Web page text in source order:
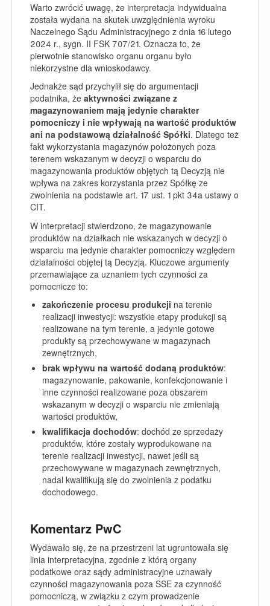
Warto zwrócić uwagę, że interpretacja indywidualna
została wydana na skutek uwzględnienia wyroku
Naczelnego Sądu Administracyjnego z dnia 16 lutego
2024 r., sygn. II FSK 707/21. Oznacza to, że
pierwotnie stanowisko organu organu było
niekorzystne dla wnioskodawcy.
Jednakże sąd przychylił się do argumentacji
podatnika, że aktywności związane z
magazynowaniem mają jedynie charakter
pomocniczy i nie wpływają na wartość produktów
ani na podstawową działalność Spółki. Dlatego też
fakt wykorzystania magazynów położonych poza
terenem wskazanym w decyzji o wsparciu do
magazynowania produktów objętych tą Decyzją nie
wpływa na zakres korzystania przez Spółkę ze
zwolnienia na podstawie art. 17 ust. 1 pkt 34a ustawy o
CIT.
W interpretacji stwierdzono, że magazynowanie
produktów na działkach nie wskazanych w decyzji o
wsparciu ma jedynie charakter pomocniczy względem
działalności objętej tą Decyzją. Kluczowe argumenty
przemawiające za uznaniem tych czynności za
pomocnicze to:
zakończenie procesu produkcji na terenie
realizacji inwestycji: wszystkie etapy produkcji są
realizowane na tym terenie, a jedynie gotowe
produkty są przechowywane w magazynach
zewnętrznych,
brak wpływu na wartość dodaną produktów:
magazynowanie, pakowanie, konfekcjonowanie i
inne czynności realizowane poza obszarem
wskazanym w decyzji o wsparciu nie zmieniają
wartości produktów,
kwalifikacja dochodów: dochód ze sprzedaży
produktów, które zostały wyprodukowane na
terenie realizacji inwestycji, nawet jeśli są
przechowywane w magazynach zewnętrznych,
nadal kwalifikują się do zwolnienia z podatku
dochodowego.
Komentarz PwC
Wydawało się, że na przestrzeni lat ugruntowała się
linia interpretacyjna, zgodnie z którą organy
podatkowe oraz sądy administracyjne uznawały
czynności magazynowania poza SSE za czynność
pomocniczą, w związku z czym prowadzenie